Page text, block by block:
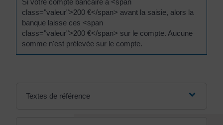
Si votre compte bancaire a <span
class="valeur">200 €</span> avant la saisie, alors la
banque laisse ces <span
class="valeur">200 €</span> sur le compte. Aucune
somme n'est prélevée sur le compte.
Textes de référence